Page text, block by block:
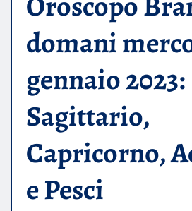
domani
gennaio 2023:
Sagittario,
Capricorno,
e Pesci